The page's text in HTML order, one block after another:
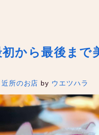
初から最後まで
近所のお店 by ウエツハラ